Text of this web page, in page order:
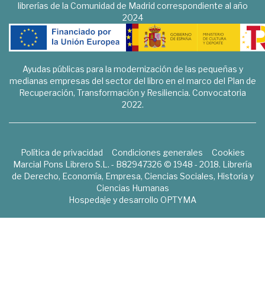
librerías de la Comunidad de Madrid correspondiente al año
2024
Ayudas públicas para la modernización de las pequeñas y
medianas empresas del sector del libro en el marco del Plan de
Recuperación, Transformación y Resiliencia. Convocatoria
2022.
Política de privacidad Condiciones generales
Cookies
Marcial Pons Librero S.L. - B82947326 © 1948 - 2018. Librería
de Derecho, Economía, Empresa, Ciencias Sociales, Historia y
Ciencias Humanas
Hospedaje y desarrollo OPTYMA